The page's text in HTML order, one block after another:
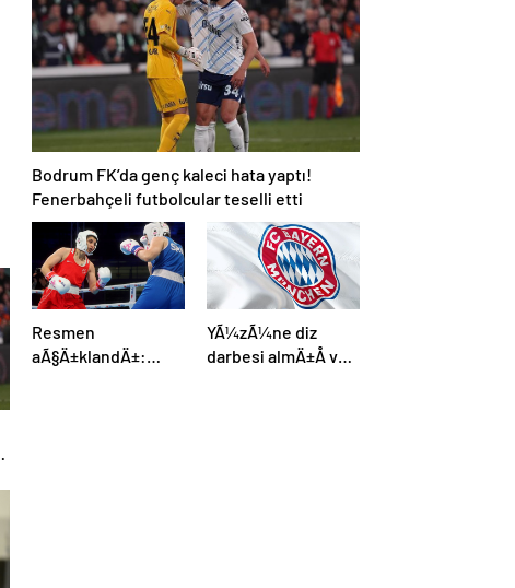
Bodrum FK’da genç kaleci hata yaptı!
Fenerbahçeli futbolcular teselli etti
Resmen
aÃ§Ä±klandÄ±:
YÃ¼zÃ¼ne diz
darbesi almÄ±Å ve